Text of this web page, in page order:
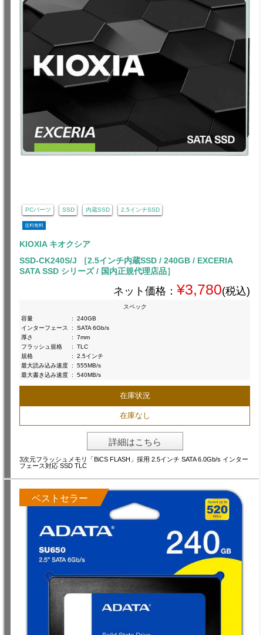
PCパーツ SSD 内蔵SSD 2.5インチSSD
送料無料
KIOXIA キオクシア
SSD-CK240S/J ［2.5インチ内蔵SSD / 240GB / EXCERIA
SATA SSD シリーズ / 国内正規代理店品］
ネット価格： ¥3,780(税込)
スペック
容量
:
240GB
インターフェース
:
SATA 6Gb/s
厚さ
:
7mm
フラッシュ規格
:
TLC
規格
:
2.5インチ
最大読み込み速度 :
555MB/s
最大書き込み速度 : 540MB/s
在庫状況
在庫なし
詳細はこちら
3次元フラッシュメモリ「BiCS FLASH」採用 2.5インチ SATA 6.0Gb/s インター
フェース対応 SSD TLC
ベストセラー